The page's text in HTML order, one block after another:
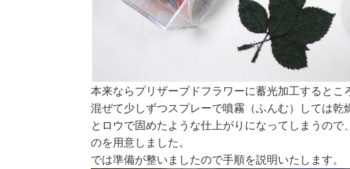
本来ならプリザーブドフラワーに蓄光加工すると
混ぜて少しずつスプレーで噴霧（ふんむ）しては
とロウで固めたような仕上がりになってしまうの
のを用意しました。
では準備が整いましたので手順を説明いたします。